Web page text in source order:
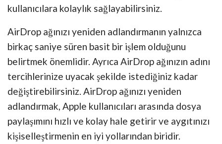
kullanıcılara kolaylık sağlayabilirsiniz.
AirDrop ağınızı yeniden adlandırmanın yalnızca
birkaç saniye süren basit bir işlem olduğunu
belirtmek önemlidir. Ayrıca AirDrop ağınızın adını
tercihlerinize uyacak şekilde istediğiniz kadar
değiştirebilirsiniz. AirDrop ağınızı yeniden
adlandırmak, Apple kullanıcıları arasında dosya
paylaşımını hızlı ve kolay hale getirir ve aygıtınızı
kişiselleştirmenin en iyi yollarından biridir.